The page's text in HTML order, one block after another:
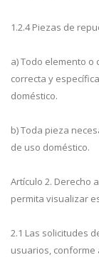
1.2.4 Piezas de
a) Todo elemento
correcta y
doméstico.
b) Toda pieza
de uso doméstico.
Artículo 2. Derecho
permita visualizar
2.1 Las solicitudes
usuarios,